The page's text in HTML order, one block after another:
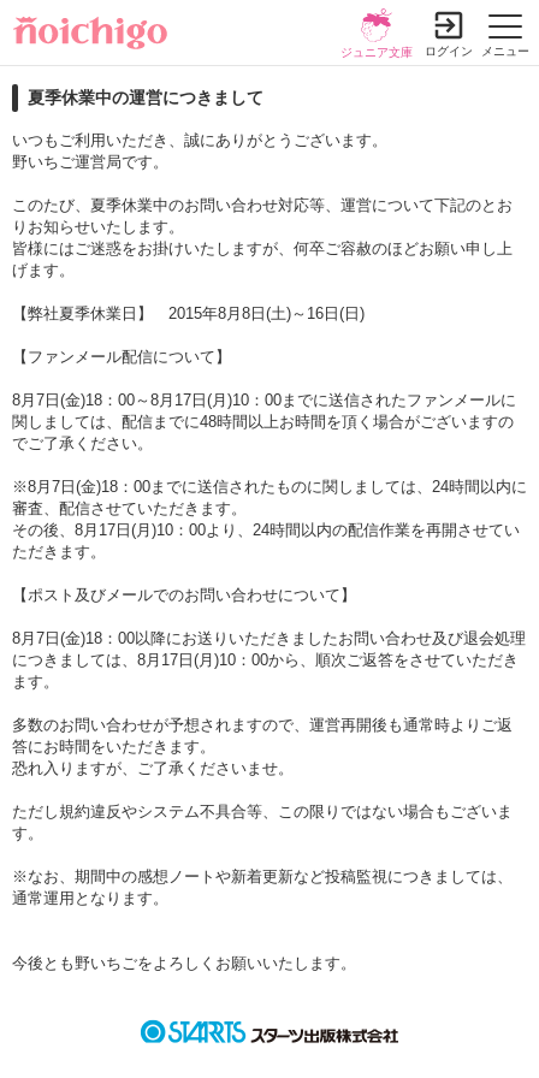
メニュー
ジュニア文庫 ログイン
夏季休業中の運営につきまして
いつもご利用いただき、誠にありがとうございます。
野いちご運営局です。
このたび、夏季休業中のお問い合わせ対応等、運営について下記のとお
りお知らせいたします。
皆様にはご迷惑をお掛けいたしますが、何卒ご容赦のほどお願い申し上
げます。
【弊社夏季休業日】 2015年8月8日(土)～16日(日)
【ファンメール配信について】
8月7日(金)18：00～8月17日(月)10：00までに送信されたファンメールに
関しましては、配信までに48時間以上お時間を頂く場合がございますの
でご了承ください。
※8月7日(金)18：00までに送信されたものに関しましては、24時間以内に
審査、配信させていただきます。
その後、8月17日(月)10：00より、24時間以内の配信作業を再開させてい
ただきます。
【ポスト及びメールでのお問い合わせについて】
8月7日(金)18：00以降にお送りいただきましたお問い合わせ及び退会処理
につきましては、8月17日(月)10：00から、順次ご返答をさせていただき
ます。
多数のお問い合わせが予想されますので、運営再開後も通常時よりご返
答にお時間をいただきます。
恐れ入りますが、ご了承くださいませ。
ただし規約違反やシステム不具合等、この限りではない場合もございま
す。
※なお、期間中の感想ノートや新着更新など投稿監視につきましては、
通常運用となります。
今後とも野いちごをよろしくお願いいたします。